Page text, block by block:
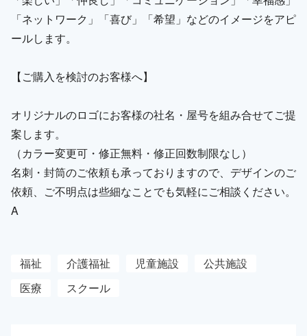
「ネットワーク」「喜び」「希望」などのイメージをアピ
ールします。
【ご購入を検討のお客様へ】
オリジナルのロゴにお客様の社名・屋号を組み合せてご提
案します。
（カラー変更可・修正無料・修正回数制限なし）
名刺・封筒のご依頼も承っておりますので、デザインのご
依頼、ご不明点は些細なことでも気軽にご相談ください。
A
福祉 介護福祉 児童施設
公共施設
医療
スクール